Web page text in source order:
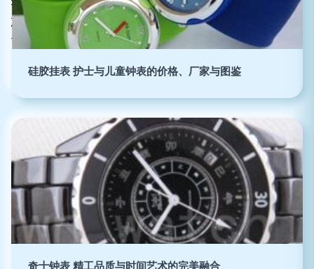
硅胶挂表 护士与儿童钟表的价格、厂家与图鉴
奇士钟表 精工品质与时间艺术的完美融合